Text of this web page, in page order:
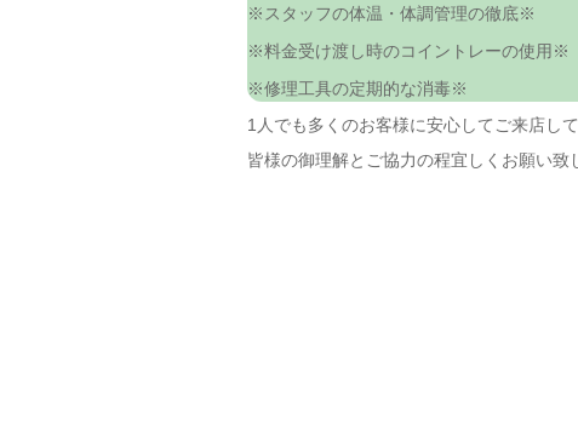
※スタッフの体温・体調管理の徹底※
※料金受け渡し時のコイントレーの使用※
※修理工具の定期的な消毒※
1人でも多くのお客様に安心してご来店し
皆様の御理解とご協力の程宜しくお願い致